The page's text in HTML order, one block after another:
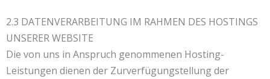
2.3 DATENVERARBEITUNG IM RAHMEN DES HOSTINGS
UNSERER WEBSITE
Die von uns in Anspruch genommenen Hosting-
Leistungen dienen der Zurverfügungstellung der